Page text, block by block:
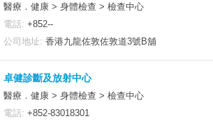
醫療．健康 > 身體檢查 > 檢查中心
電話: +852--
公司地址: 香港九龍佐敦佐敦道3號B舖
卓健診斷及放射中心
醫療．健康 > 身體檢查 > 檢查中心
電話: +852-83018301